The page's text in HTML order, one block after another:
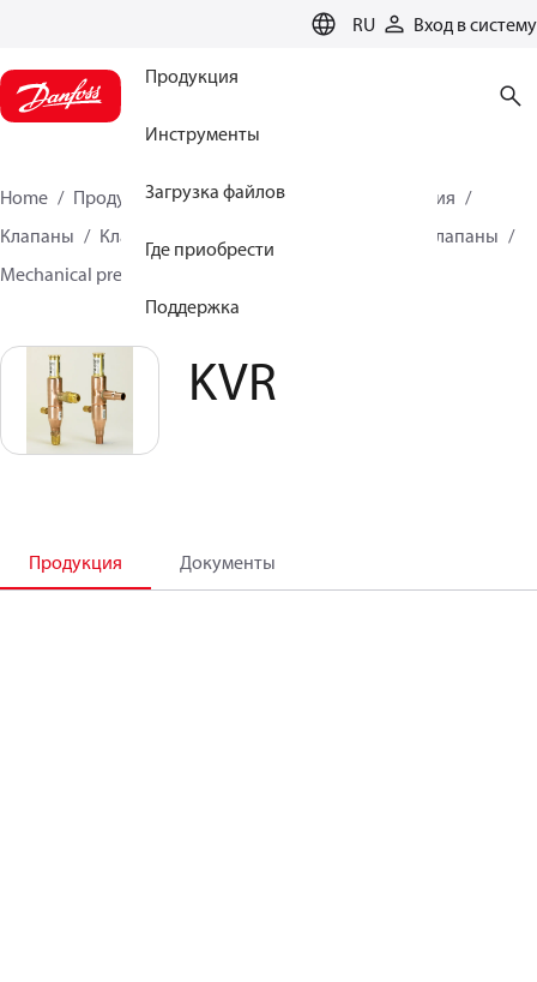
RU Вход в систему
Продукция
Инструменты
Загрузка файлов
Где приобрести
Поддержка
Home Продукция
Решения для холодоснабжения
Клапаны
Клапаны управления и регулирующие клапаны
Mechanical pressure regulating valves
KVR
Продукция Документы